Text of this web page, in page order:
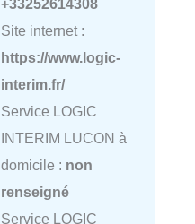
+33252614308
Site internet :
https://www.logic-
interim.fr/
Service LOGIC
INTERIM LUCON à
domicile : non
renseigné
Service LOGIC